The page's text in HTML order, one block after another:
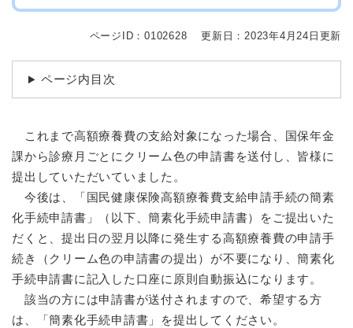
ページID：0102628 更新日：2023年4月24日更新
ページ内目次
これまで高額療養費の支給対象になった場合、国保年金
課から診療月ごとにクリーム色の申請書を送付し、皆様に
提出していただいていました。
今後は、「国民健康保険高額療養費支給申請手続の簡素
化手続申請書」（以下、簡素化手続申請書）をご提出いた
だくと、提出日の翌月以降に発生する高額療養費の申請手
続き（クリーム色の申請書の提出）が不要になり、簡素化
手続申請書に記入した口座に原則自動振込になります。
該当の方には申請書が送付されますので、希望する方
は、「簡素化手続申請書」を提出してください。